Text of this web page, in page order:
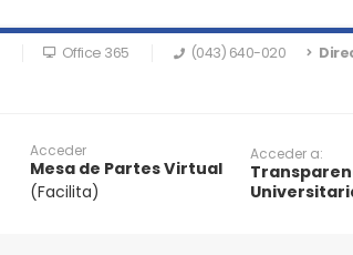
Office 365 (043) 640-020
Acceder
Mesa de Partes Virtual
(Facilita)
Acceder a: